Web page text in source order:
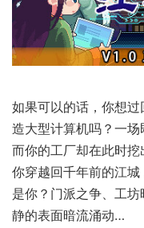
如果可以的话，你想
造大型计算机吗？一场
而你的工厂却在此时挖
你穿越回千年前的江
是你？门派之争、工
静的表面暗流涌动…